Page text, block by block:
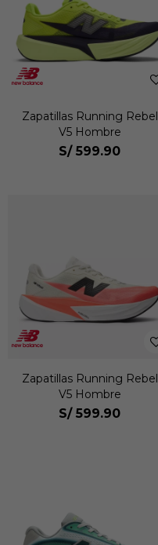
Zapatillas Running Rebel
V5 Hombre
S/ 599.90
Zapatillas Running Rebel
V5 Hombre
S/ 599.90